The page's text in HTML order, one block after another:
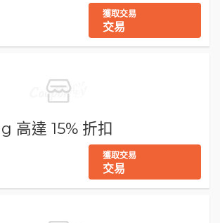
獲取交易
交易
高達 15% 折扣
獲取交易
交易